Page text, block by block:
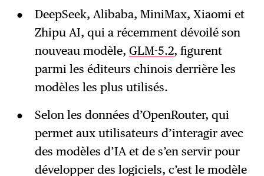
DeepSeek, Alibaba, MiniMax, Xiaomi et
Zhipu AI, qui a récemment dévoilé son
nouveau modèle, GLM-5.2, figurent
parmi les éditeurs chinois derrière les
modèles les plus utilisés.
Selon les données d’OpenRouter, qui
permet aux utilisateurs d’interagir avec
des modèles d’IA et de s’en servir pour
développer des logiciels, c’est le modèle